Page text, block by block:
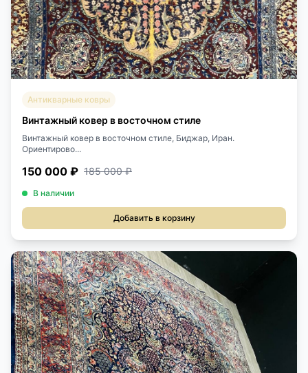
Антикварные ковры
Винтажный ковер в восточном стиле
Винтажный ковер в восточном стиле, Биджар, Иран.
Ориентирово...
150 000 ₽ 185 000 ₽
В наличии
Добавить в корзину